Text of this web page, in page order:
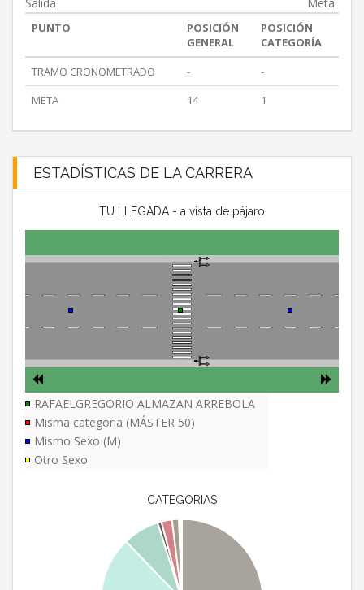
Salida Meta
PUNTO
POSICIÓN
GENERAL
POSICIÓN
CATEGORÍA
TRAMO CRONOMETRADO
-
-
META
14 1
ESTADÍSTICAS DE LA CARRERA
TU LLEGADA - a vista de pájaro
RAFAELGREGORIO ALMAZAN ARREBOLA
Misma categoria (MÁSTER 50)
Mismo Sexo (M)
Otro Sexo
CATEGORIAS